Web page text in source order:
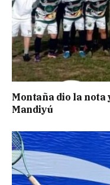
Montaña dio la
Mandiyú